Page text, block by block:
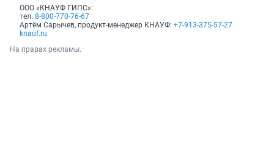
ООО «КНАУФ ГИПС»:
тел. 8-800-770-76-67
Артём Сарычев, продукт-менеджер КНАУФ: +7-913-375-57-27
knauf.ru
На правах рекламы.